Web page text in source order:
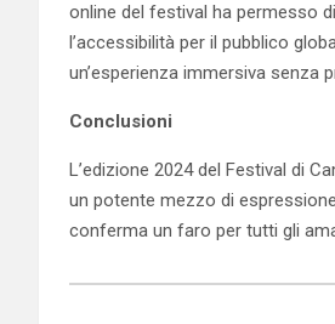
online del festival ha permesso
l’accessibilità per il pubblico
un’esperienza immersiva senza
Conclusioni
L’edizione 2024 del Festival di
un potente mezzo di
conferma un faro per tutti gli